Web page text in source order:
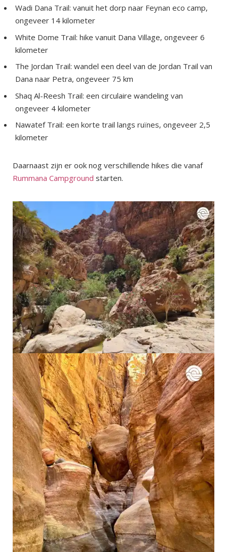
Wadi Dana Trail: vanuit het dorp naar Feynan eco camp,
ongeveer 14 kilometer
White Dome Trail: hike vanuit Dana Village, ongeveer 6
kilometer
The Jordan Trail: wandel een deel van de Jordan Trail van
Dana naar Petra, ongeveer 75 km
Shaq Al-Reesh Trail: een circulaire wandeling van
ongeveer 4 kilometer
Nawatef Trail: een korte trail langs ruïnes, ongeveer 2,5
kilometer
Daarnaast zijn er ook nog verschillende hikes die vanaf
Rummana Campground starten.